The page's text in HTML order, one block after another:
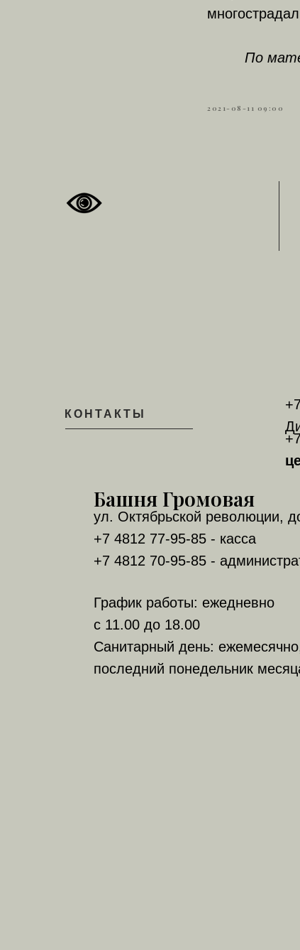
По
2021-08-11 09:00
График работы: ежедневно
с 11.00 до 18.00
Санитарный день:
последний понедельник
КОНТАКТЫ
ул. Октябрьской революции,
+7 4812 77-95-85 - касса
+7 4812 70-95-85 -
Башня Громовая